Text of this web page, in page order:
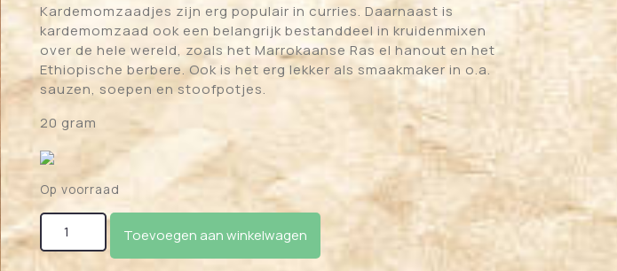
Kardemomzaadjes zijn erg populair in curries. Daarnaast is
kardemomzaad ook een belangrijk bestanddeel in kruidenmixen
over de hele wereld, zoals het Marrokaanse Ras el hanout en het
Ethiopische berbere. Ook is het erg lekker als smaakmaker in o.a.
sauzen, soepen en stoofpotjes.
20 gram
Op voorraad
Kardemom zaadjes aantal
Toevoegen aan winkelwagen